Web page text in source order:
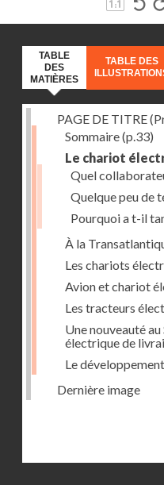
TABLE
DES
MATIÈRES
TABLE DES
PAGE DE TITRE
Sommaire(p.33)
Le chariot
Quel
Quelque peu de
Pourquoi a t-il
À la
Les chariots
Avion et chariot
Les tracteurs
Une nouveauté
électrique de
Le
Dernière image